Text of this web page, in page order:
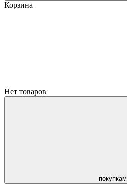
Корзина
Нет товаров
покупкам